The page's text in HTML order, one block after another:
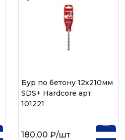
Бур по бетону 12х210мм
SDS+ Hardcore арт.
101221
180,00 ₽/шт